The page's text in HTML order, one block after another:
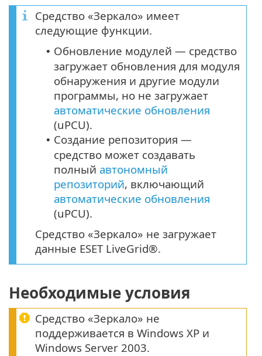
Средство «Зеркало» имеет
следующие функции.
• Обновление модулей — средство
загружает обновления для модуля
обнаружения и другие модули
программы, но не загружает
автоматические обновления
(uPCU).
• Создание репозитория —
средство может создавать
полный автономный
репозиторий, включающий
автоматические обновления
(uPCU).
Средство «Зеркало» не загружает
данные ESET LiveGrid®.
Необходимые условия
Средство «Зеркало» не
поддерживается в Windows XP и
Windows Server 2003.